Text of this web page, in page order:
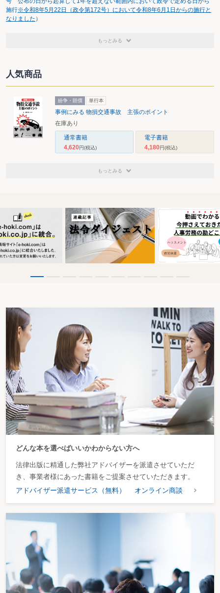
施行※令和8年5月22日（政令第172号）において令和8年6月1日からの施行と
なりました ）
もっとみる
人気商品
紛争・賠償 単行本
事例にみる 物損交通事故 主張のポイント
在庫あり
通常書籍
4,620円(税込)
電子書籍
4,180円(税込)
もっとみる
どんな本を選べばいいかわからない方へ
法律出版に精通した弊社アドバイザーを派遣させていただ
き、事業者様にあった書籍をご提案させていただきます。
アドバイザー派遣サービス（無料）
オンライン商談